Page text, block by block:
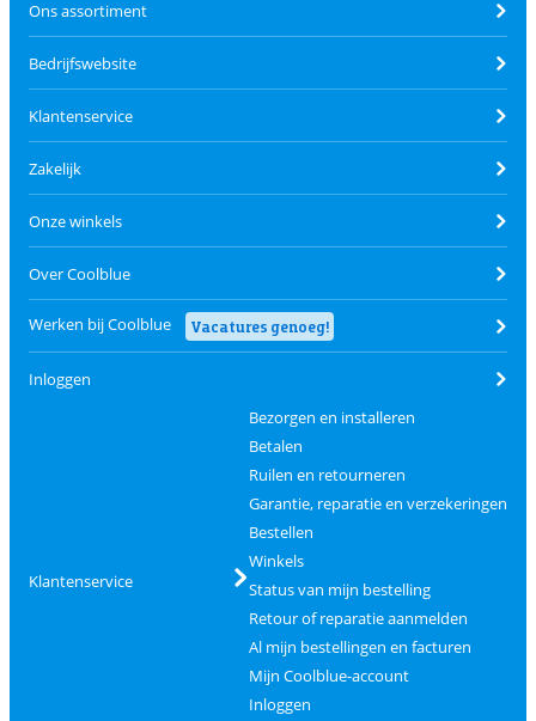
Ons assortiment
Bedrijfswebsite
Klantenservice
Zakelijk
Onze winkels
Over Coolblue
Werken bij Coolblue Vacatures genoeg!
Inloggen
Klantenservice
Bezorgen en installeren
Betalen
Ruilen en retourneren
Garantie, reparatie en verzekeringen
Bestellen
Winkels
Status van mijn bestelling
Retour of reparatie aanmelden
Al mijn bestellingen en facturen
Mijn Coolblue-account
Inloggen